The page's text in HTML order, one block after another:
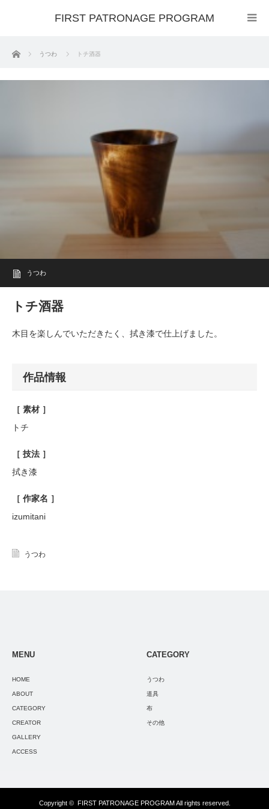
FIRST PATRONAGE PROGRAM
ホーム うつわ トチ酒器
うつわ
トチ酒器
木目を楽しんでいただきたく、拭き漆で仕上げました。
作品情報
［ 素材 ］
トチ
［ 技法 ］
拭き漆
［ 作家名 ］
izumitani
うつわ
MENU
HOME
ABOUT
CATEGORY
CREATOR
GALLERY
ACCESS
CATEGORY
うつわ
道具
布
その他
Copyright © FIRST PATRONAGE PROGRAMAll rights reserved.